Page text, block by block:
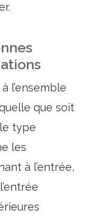
l’ensemble
que soit
type
les
à l’entrée,